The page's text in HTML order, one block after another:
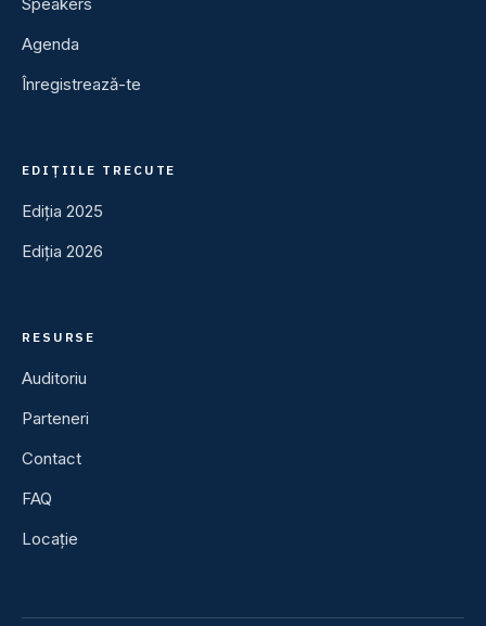
Agenda
Înregistrează-te
EDIȚIILE TRECUTE
Ediția 2025
Ediția 2026
RESURSE
Auditoriu
Parteneri
Contact
FAQ
Locație